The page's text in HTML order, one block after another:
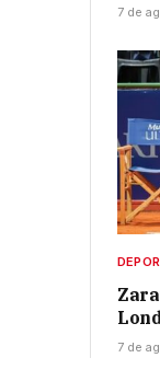
7 de
7 de